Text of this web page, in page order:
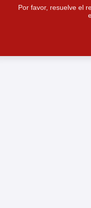
Por favor, resuelve el